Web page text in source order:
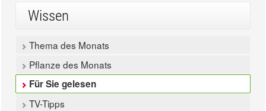
Wissen
Thema des Monats
Pflanze des Monats
Für Sie gelesen
TV-Tipps